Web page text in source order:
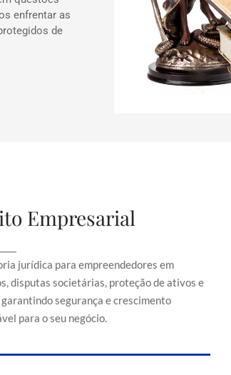
enfrentar as
de
Empresarial
jurídica para empreendedores em
disputas societárias, proteção de ativos e
segurança e crescimento
para o seu negócio.
Direito Empresarial
contratos, disputas societárias, proteção de
ativos e direitos, garantindo segurança e
sustentável para o seu negócio.